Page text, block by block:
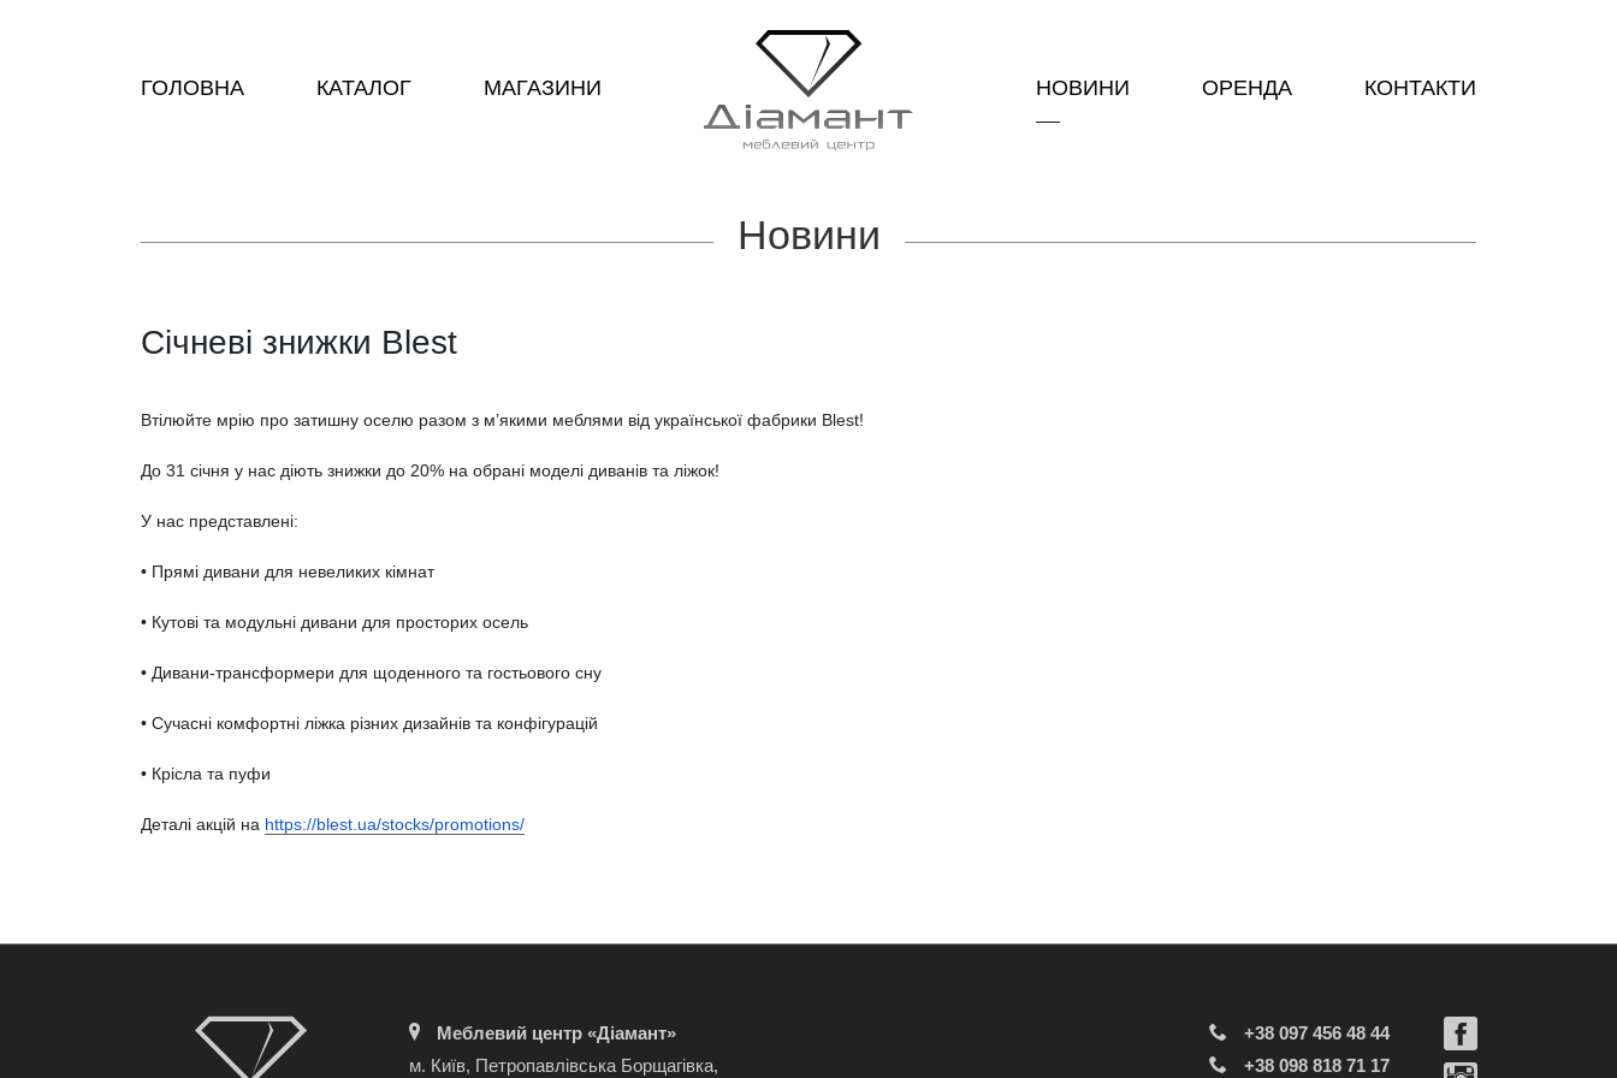
ГОЛОВНА КАТАЛОГ МАГАЗИНИ НОВИНИ ОРЕНДА КОНТАКТИ
Новини
Січневі знижки Blest
Втілюйте мрію про затишну оселю разом з м’якими меблями від української фабрики Blest!
До 31 січня у нас діють знижки до 20% на обрані моделі диванів та ліжок!
У нас представлені:
• Прямі дивани для невеликих кімнат
• Кутові та модульні дивани для просторих осель
• Дивани-трансформери для щоденного та гостьового сну
• Сучасні комфортні ліжка різних дизайнів та конфігурацій
• Крісла та пуфи
Деталі акцій на https://blest.ua/stocks/promotions/
Меблевий центр «Діамант»
м. Київ, Петропавлівська Борщагівка,
+38 097 456 48 44
+38 098 818 71 17